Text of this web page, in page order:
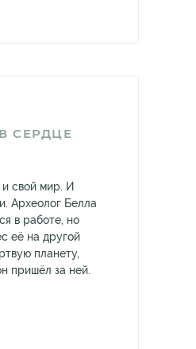
СЕРДЦЕ
свой мир. И
Археолог Белла
в работе, но
её на другой
планету,
пришёл за ней.